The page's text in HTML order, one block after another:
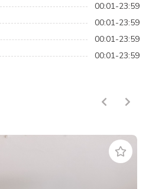
00:01-23:59
00:01-23:59
00:01-23:59
00:01-23:59